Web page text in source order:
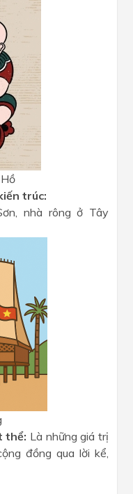
trúc:
nhà rông ở Tây
thể: Là những giá trị
đồng qua lời kể,